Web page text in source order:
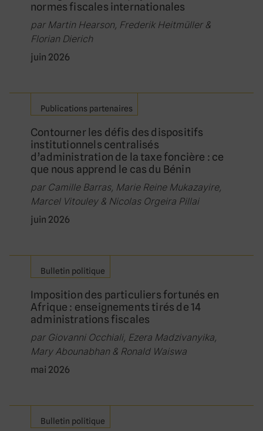
normes fiscales internationales
par Martin Hearson, Frederik Heitmüller &
Florian Dierich
juin 2026
Publications partenaires
Contourner les défis des dispositifs
institutionnels centralisés
d’administration de la taxe foncière : ce
que nous apprend le cas du Bénin
par Camille Barras, Marie Reine Mukazayire,
Marcel Vitouley & Nicolas Orgeira Pillai
juin 2026
Bulletin politique
Imposition des particuliers fortunés en
Afrique : enseignements tirés de 14
administrations fiscales
par Giovanni Occhiali, Ezera Madzivanyika,
Mary Abounabhan & Ronald Waiswa
mai 2026
Bulletin politique